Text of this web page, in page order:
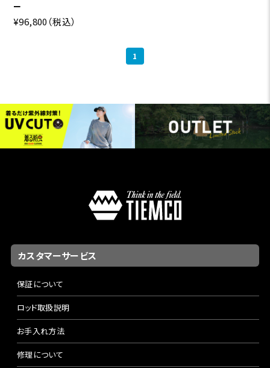
ー
¥96,800 （税込）
1
カスタマーサービス
保証について
ロッド取扱説明
お手入れ方法
修理について